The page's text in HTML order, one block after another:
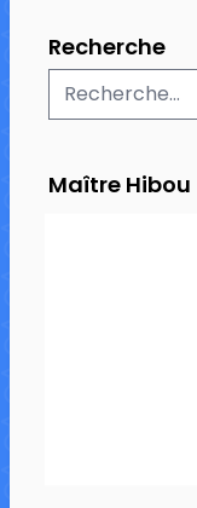
Recherche
Maître Hibou